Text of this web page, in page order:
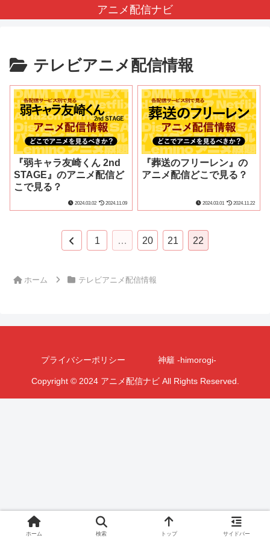
アニメ配信ナビ
テレビアニメ配信情報
『弱キャラ友崎くん 2nd
STAGE』のアニメ配信ど
こで見る？
2024.03.02 2024.11.09
『葬送のフリーレン』の
アニメ配信どこで見る？
2024.03.01 2024.11.22
前
1 … 20 21 22
ホーム テレビアニメ配信情報
プライバシーポリシー 神籬 -himorogi-
Copyright © 2024 アニメ配信ナビ All Rights Reserved.
ホーム 検索 トップ サイドバー